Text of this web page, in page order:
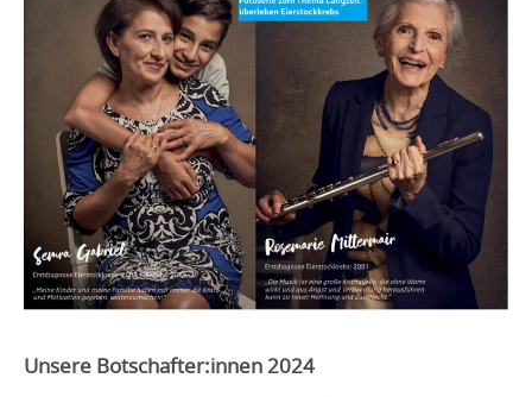
Unsere Botschafter:innen 2024